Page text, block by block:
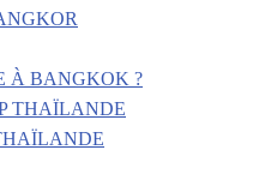
À BANGKOK ?
THAÏLANDE